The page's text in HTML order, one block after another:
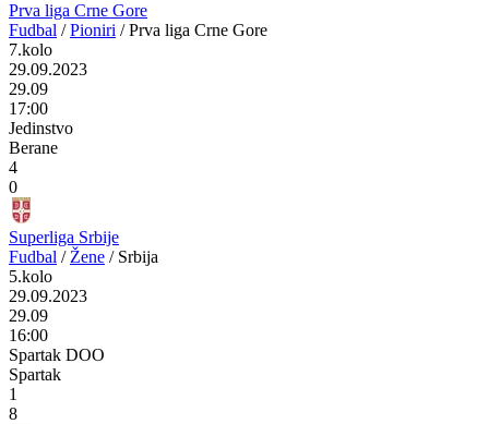
Prva liga Crne Gore
Fudbal / Pioniri / Prva liga Crne Gore
7.kolo
29.09.2023
29.09
17:00
Jedinstvo
Berane
4
0
Superliga Srbije
Fudbal / Žene / Srbija
5.kolo
29.09.2023
29.09
16:00
Spartak DOO
Spartak
1
8